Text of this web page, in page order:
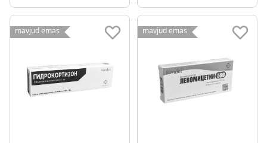
mavjud emas mavjud emas